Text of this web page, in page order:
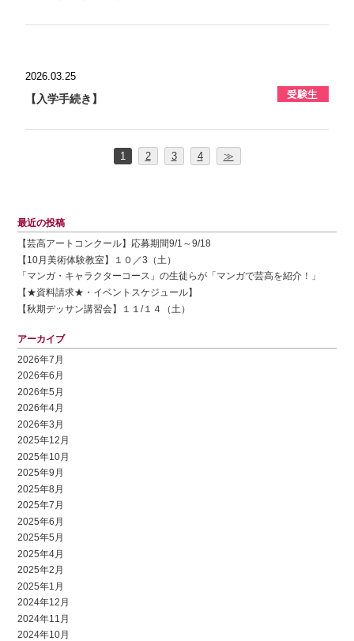
2026.03.25
【入学手続き】
1 2 3 4 ≫
最近の投稿
【芸高アートコンクール】応募期間9/1～9/18
【10月美術体験教室】１０／3（土）
「マンガ・キャラクターコース」の生徒らが「マンガで芸高を紹介！」
【★資料請求★・イベントスケジュール】
【秋期デッサン講習会】１１/１４（土）
アーカイブ
2026年7月
2026年6月
2026年5月
2026年4月
2026年3月
2025年12月
2025年10月
2025年9月
2025年8月
2025年7月
2025年6月
2025年5月
2025年4月
2025年2月
2025年1月
2024年12月
2024年11月
2024年10月